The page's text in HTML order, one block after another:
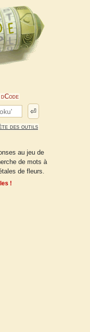
⏎
des outils
au jeu de
de mots à
de fleurs.
!